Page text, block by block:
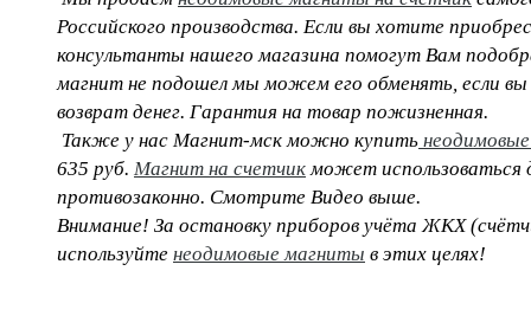
Российского производства. Если вы хотите
консультанты нашего магазина помогут Вам
магнит не подошел мы можем его обменять, если
возврат денег. Гарантия на товар пожизненная.
Также у нас Магнит-мск можно купить
635 руб. Магнит на счетчик может использоваться
противозаконно. Смотрите Видео выше.
Внимание! За остановку приборов учёта ЖКХ
используйте неодимовые магниты в этих целях!